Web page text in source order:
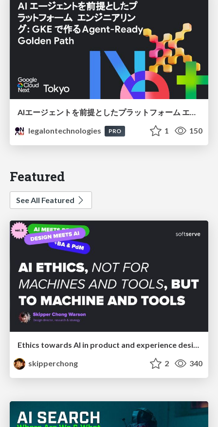
AIエージェントを前提としたプラットフォーム エンジニアリング：GKEで作るAgent-Ready Golden Path
legalontechnologies
PRO 1 150
Featured
See All Featured
Ethics towards AI in product and experience design
skipperchong
2 340